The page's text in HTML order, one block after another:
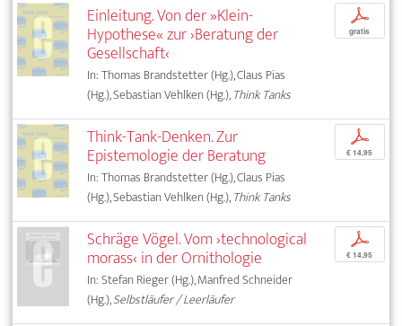
Einleitung. Von der »Klein-
Hypothese« zur ›Beratung der
Gesellschaft‹
In: Thomas Brandstetter (Hg.), Claus Pias
(Hg.), Sebastian Vehlken (Hg.),Think Tanks
p
gratis
Think-Tank-Denken. Zur
Epistemologie der Beratung
In: Thomas Brandstetter (Hg.), Claus Pias
(Hg.), Sebastian Vehlken (Hg.),Think Tanks
p
€ 14,95
Schräge Vögel. Vom ›technological
morass‹ in der Ornithologie
In: Stefan Rieger (Hg.), Manfred Schneider
(Hg.),Selbstläufer / Leerläufer
p
€ 14,95